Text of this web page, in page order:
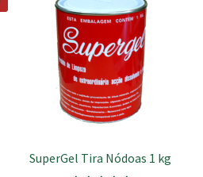
SuperGel Tira Nódoas 1 kg